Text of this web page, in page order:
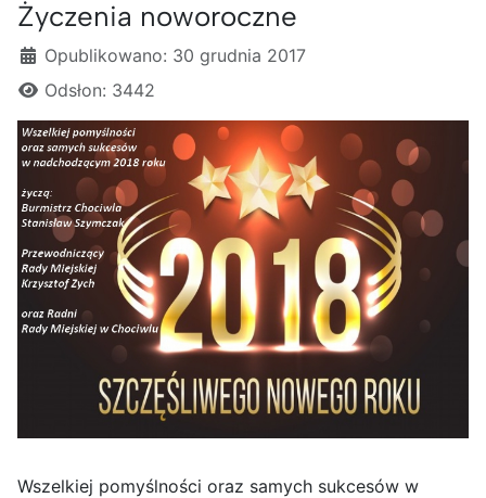
Życzenia noworoczne
Szczegóły
Opublikowano: 30 grudnia 2017
Odsłon: 3442
Wszelkiej pomyślności oraz samych sukcesów w